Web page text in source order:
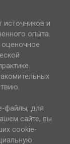
источников и
опыта.
файлы, для
сайте, вы
cookie-